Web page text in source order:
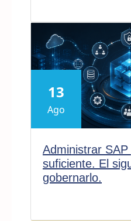
13
Ago
Administrar
suficiente. El
gobernarlo.